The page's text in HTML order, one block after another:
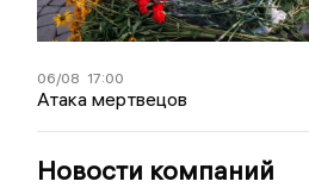
06/08 17:00
Атака мертвецов
Новости компаний